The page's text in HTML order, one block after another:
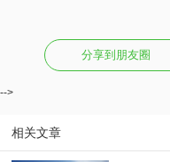
分享到朋友圈
-->
相关文章